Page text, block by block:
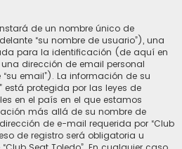
de un nombre único de
“su nombre de usuario”), una
para la identificación (de aquí en
dirección de email personal
email”). La información de su
está protegida por las leyes de
en el país en el que estamos
más allá de su nombre de
de e-mail requerida por “Club
de registro será obligatoria u